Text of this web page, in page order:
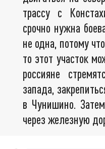
трассу с
срочно нужна
не одна, потому
то этот участок
россияне
запада,
в Чунишино.
через железную